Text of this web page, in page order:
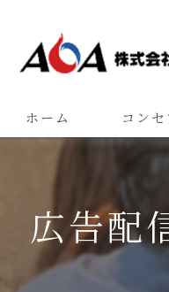
ホーム コンセ
広告配